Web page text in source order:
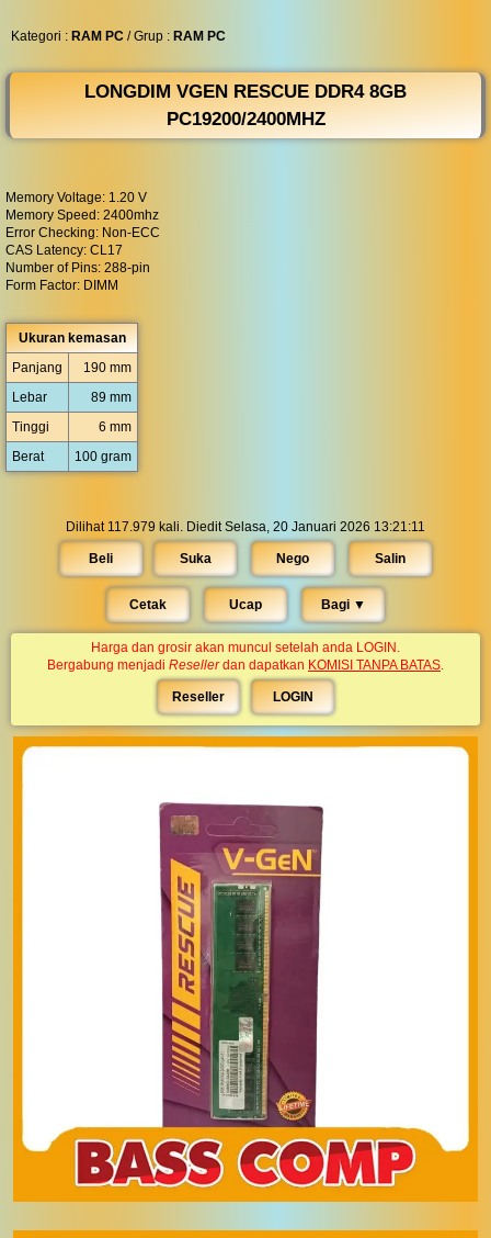
Kategori : RAM PC / Grup : RAM PC
LONGDIM VGEN RESCUE DDR4 8GB
PC19200/2400MHZ
Memory Voltage: 1.20 V
Memory Speed: 2400mhz
Error Checking: Non-ECC
CAS Latency: CL17
Number of Pins: 288-pin
Form Factor: DIMM
Ukuran kemasan
Panjang
190 mm
Lebar
89 mm
Tinggi
6 mm
Berat
100 gram
Dilihat 117.979 kali. Diedit Selasa, 20 Januari 2026 13:21:11
Beli Suka Nego Salin
Cetak Ucap Bagi ▼︎
Harga dan grosir akan muncul setelah anda LOGIN.
Bergabung menjadi Resellerdan dapatkan KOMISI TANPA BATAS.
Reseller LOGIN